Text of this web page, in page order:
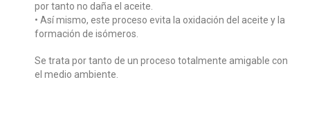
por tanto no daña el aceite.
• Así mismo, este proceso evita la oxidación del aceite y la
formación de isómeros.
Se trata por tanto de un proceso totalmente amigable con
el medio ambiente.